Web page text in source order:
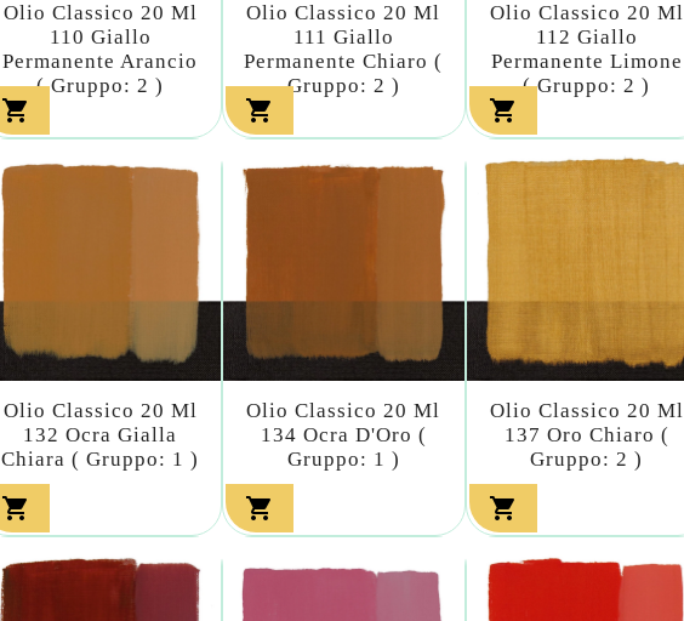
Olio Classico 20 Ml
110 Giallo
Permanente Arancio
( Gruppo: 2 )

Olio Classico 20 Ml
111 Giallo
Permanente Chiaro (
Gruppo: 2 )

Olio Classico 20 Ml
112 Giallo
Permanente Limone
( Gruppo: 2 )

Olio Classico 20 Ml
132 Ocra Gialla
Chiara ( Gruppo: 1 )

Olio Classico 20 Ml
134 Ocra D'Oro (
Gruppo: 1 )

Olio Classico 20 Ml
137 Oro Chiaro (
Gruppo: 2 )
